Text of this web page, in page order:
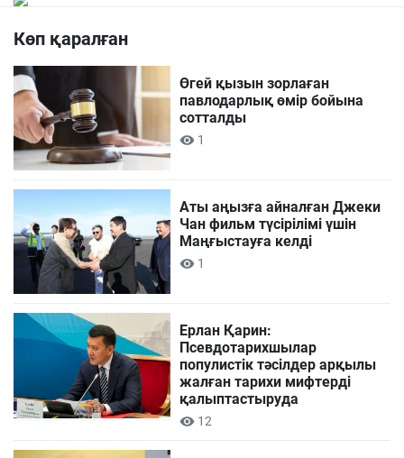
Көп қаралған
Өгей қызын зорлаған
павлодарлық өмір бойына
сотталды
1
Аты аңызға айналған Джеки
Чан фильм түсірілімі үшін
Маңғыстауға келді
1
Ерлан Қарин:
Псевдотарихшылар
популистік тәсілдер арқылы
жалған тарихи мифтерді
қалыптастыруда
12